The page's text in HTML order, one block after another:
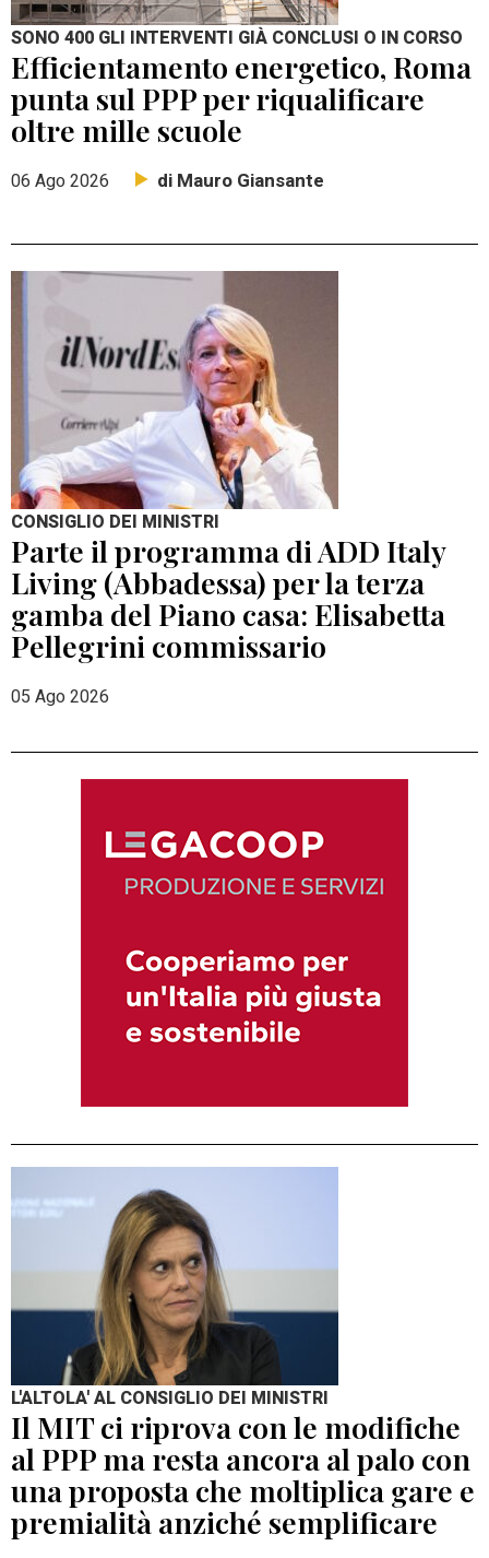
SONO 400 GLI INTERVENTI GIÀ CONCLUSI O IN CORSO
Efficientamento energetico, Roma
punta sul PPP per riqualificare
oltre mille scuole
06 Ago 2026 di Mauro Giansante
CONSIGLIO DEI MINISTRI
Parte il programma di ADD Italy
Living (Abbadessa) per la terza
gamba del Piano casa: Elisabetta
Pellegrini commissario
05 Ago 2026
L'ALTOLA' AL CONSIGLIO DEI MINISTRI
Il MIT ci riprova con le modifiche
al PPP ma resta ancora al palo con
una proposta che moltiplica gare e
premialità anziché semplificare